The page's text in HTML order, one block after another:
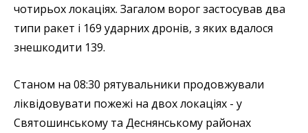
чотирьох локаціях. Загалом ворог застосував два
типи ракет і 169 ударних дронів, з яких вдалося
знешкодити 139.
Станом на 08:30 рятувальники продовжували
ліквідовувати пожежі на двох локаціях - у
Святошинському та Деснянському районах